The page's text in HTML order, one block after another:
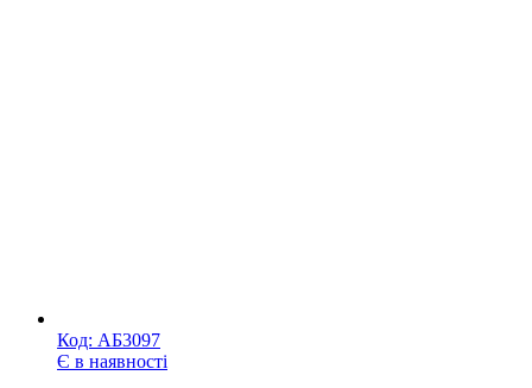
Код: АБ3097
Є в наявності